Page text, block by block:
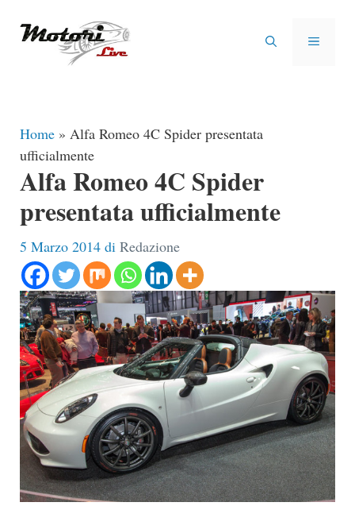
MENU
Home » Alfa Romeo 4C Spider presentata
ufficialmente
Alfa Romeo 4C Spider
presentata ufficialmente
5 Marzo 2014 di Redazione